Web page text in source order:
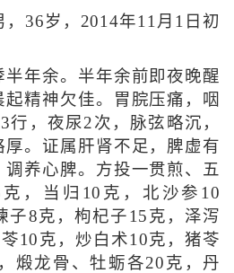
岁，2014年11月1日初
年余。半年余前即夜晚醒
精神欠佳。胃脘压痛，咽
行，夜尿2次，脉弦略沉，
。证属肝肾不足，脾虚有
养心脾。方投一贯煎、五
，当归10克，北沙参10
子8克，枸杞子15克，泽泻
10克，炒白术10克，猪苓
煅龙骨、牡蛎各20克，丹